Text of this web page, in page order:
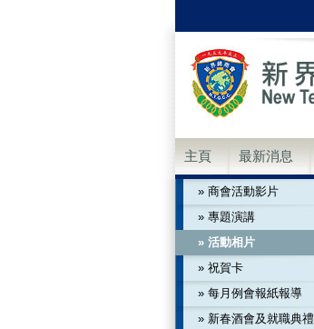
主頁 最新消息
» 商會活動影片
» 專題演講
» 活動相片
» 祝賀卡
» 每月例會報紙報導
» 新春酒會及就職典